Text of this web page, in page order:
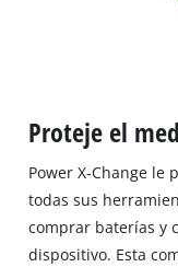
Proteje el
Power X-Change
todas sus
comprar baterías y
dispositivo. Esta